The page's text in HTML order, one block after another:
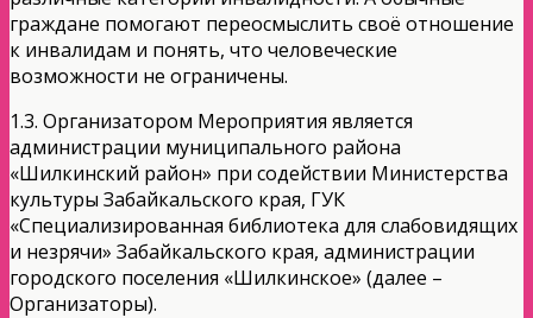
граждане помогают переосмыслить своё отношение
к инвалидам и понять, что человеческие
возможности не ограничены.
1.3. Организатором Мероприятия является
администрации муниципального района
«Шилкинский район» при содействии Министерства
культуры Забайкальского края, ГУК
«Специализированная библиотека для слабовидящих
и незрячи» Забайкальского края, администрации
городского поселения «Шилкинское» (далее –
Организаторы).